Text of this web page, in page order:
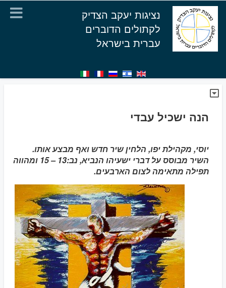
נציגות יעקב הצדיק
לקתולים הדוברים
עברית בישראל
הנה ישכיל עבדי
יוסי, מקהילת יפו, הלחין שיר חדש ואף מבצע אותו.
השיר מבוסס על דברי ישעיהו הנביא, נב:13 – 15 ומהווה
תפילה מתאימה לצום הארבעים.